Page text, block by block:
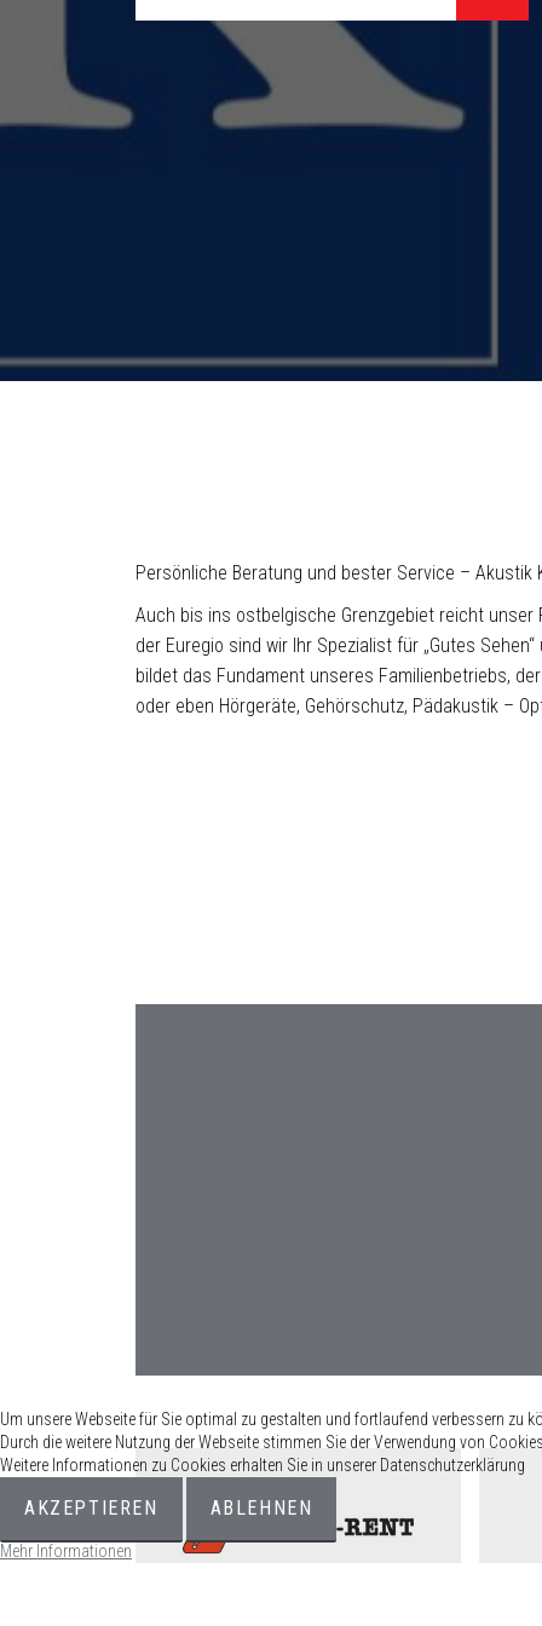
Persönliche Beratung und bester Service – Akustik
Auch bis ins ostbelgische Grenzgebiet reicht
der Euregio sind wir Ihr Spezialist für „Gutes
bildet das Fundament unseres Familienbetriebs,
oder eben Hörgeräte, Gehörschutz, Pädakustik –
Um unsere Webseite für Sie optimal zu gestalten und fortlaufend verbessern zu
Durch die weitere Nutzung der Webseite stimmen Sie der Verwendung von
Weitere Informationen zu Cookies erhalten Sie in unserer Datenschutzerklärung
AKZEPTIEREN ABLEHNEN
Mehr Informationen